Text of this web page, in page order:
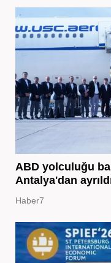
ABD yolculuğu
Antalya'dan
Haber7